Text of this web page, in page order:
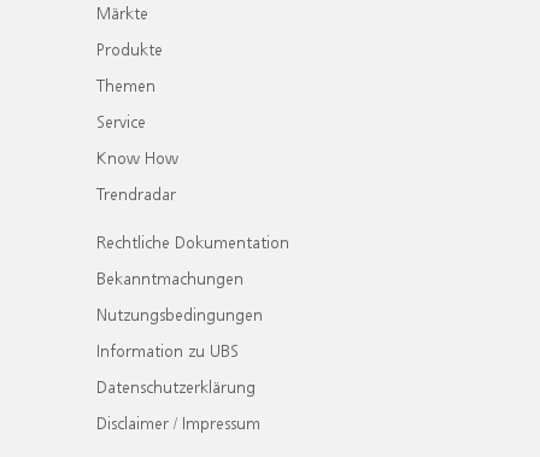
Märkte
Produkte
Themen
Service
Know How
Trendradar
Rechtliche Dokumentation
Bekanntmachungen
Nutzungsbedingungen
Information zu UBS
Datenschutzerklärung
Disclaimer / Impressum